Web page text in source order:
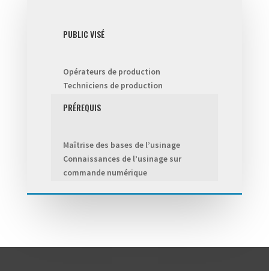
PUBLIC VISÉ
Opérateurs de production
Techniciens de production
PRÉREQUIS
Maîtrise des bases de l’usinage
Connaissances de l’usinage sur
commande numérique